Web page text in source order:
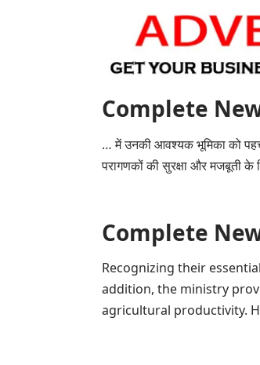
Complete
… में उनकी आवश्यक भूमिका को
परागणकों की सुरक्षा और मजबूती के
Complete
Recognizing their
addition, the ministry
agricultural productivity.